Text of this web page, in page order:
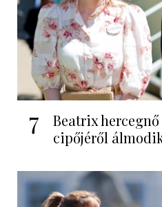
7
Beatrix
cipőjéről